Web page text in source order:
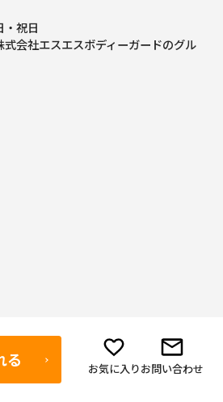
る お気に入りお問い合わせ
祝日
会社エスエスボディーガードのグル